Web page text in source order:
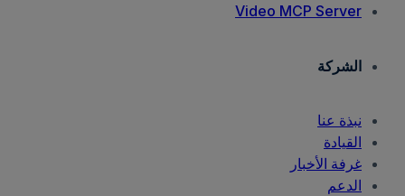
Video MCP Server
الشركة
نبذة عنا
القيادة
غرفة الأخبار
الدعم